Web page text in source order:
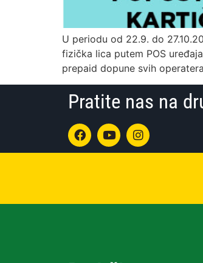
U periodu od 22.9. do
fizička lica putem POS
prepaid dopune svih
Pratite nas na